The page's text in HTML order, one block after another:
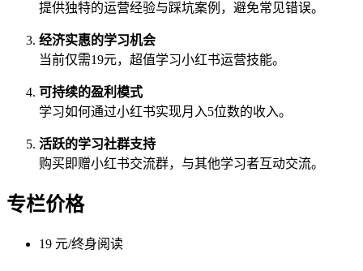
提供独特的运营经验与踩坑案例，避免常见错误。
经济实惠的学习机会
当前仅需19元，超值学习小红书运营技能。
可持续的盈利模式
学习如何通过小红书实现月入5位数的收入。
活跃的学习社群支持
购买即赠小红书交流群，与其他学习者互动交流。
专栏价格
19 元/终身阅读